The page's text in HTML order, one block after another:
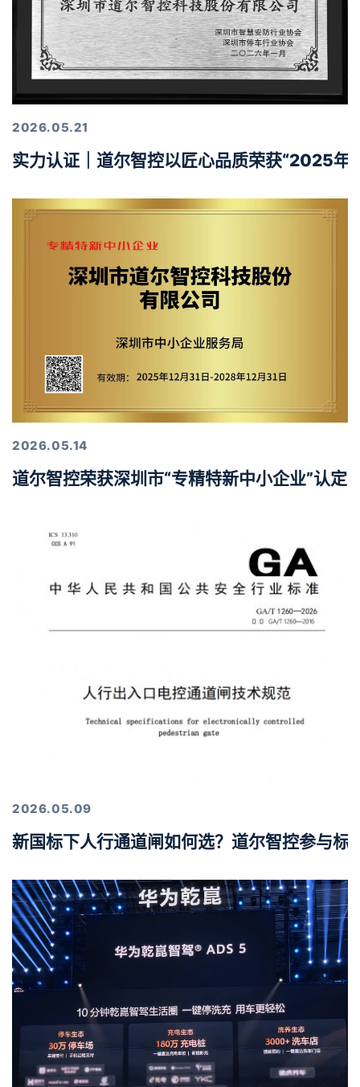
2026.05.21
实力认证｜道尔智控以匠心品质荣获“2025年
2026.05.14
道尔智控荣获深圳市“专精特新中小企业”认定
2026.05.09
新国标下人行通道闸如何选？道尔智控参与标